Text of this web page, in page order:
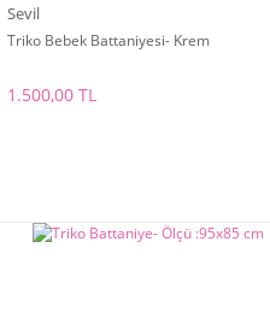
Sevil
Triko Bebek Battaniyesi- Krem
1.500,00 TL